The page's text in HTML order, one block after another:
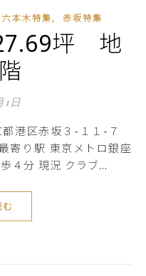
六本木特集, 赤坂特集
坪 地
1日
寄り駅 東京メトロ銀座
４分 現況 クラブ…